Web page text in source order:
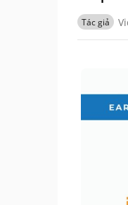
Tác giả